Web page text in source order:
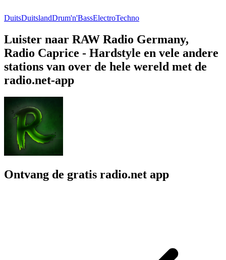
DuitsDuitslandDrum'n'BassElectroTechno
Luister naar RAW Radio Germany,
Radio Caprice - Hardstyle en vele andere
stations van over de hele wereld met de
radio.net-app
Ontvang de gratis radio.net app